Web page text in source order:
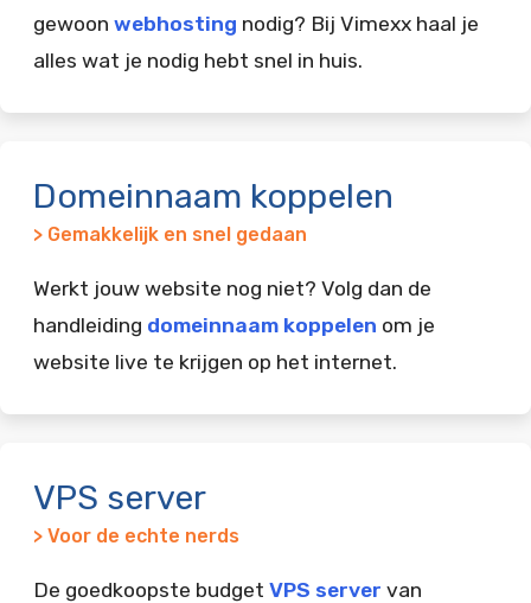
gewoon webhosting nodig? Bij Vimexx haal je
alles wat je nodig hebt snel in huis.
Domeinnaam koppelen
> Gemakkelijk en snel gedaan
Werkt jouw website nog niet? Volg dan de
handleiding domeinnaam koppelen om je
website live te krijgen op het internet.
VPS server
> Voor de echte nerds
De goedkoopste budget VPS server van